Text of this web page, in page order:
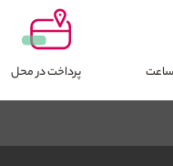
پرداخت در محل